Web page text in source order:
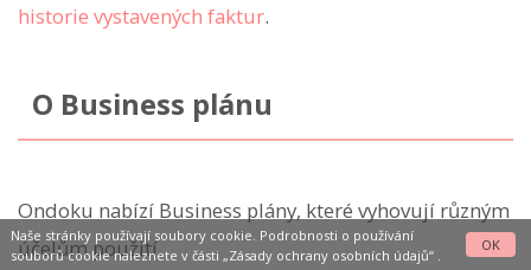
historie vystavených faktur.
O Business plánu
Ondoku nabízí Business plány, které vyhovují různým
účelům použití.
Naše stránky používají soubory cookie. Podrobnosti o používání
souborů cookie naleznete v části „Zásady ochrany osobních údajů“.
OK